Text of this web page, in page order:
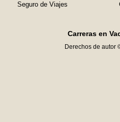
Seguro de Viajes
Carreras en
Derechos de autor